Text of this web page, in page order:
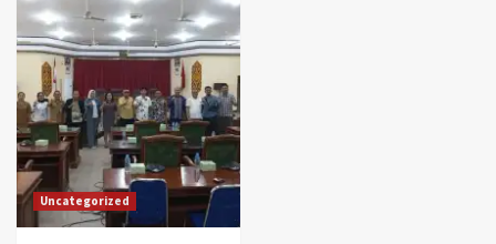
Uncategorized